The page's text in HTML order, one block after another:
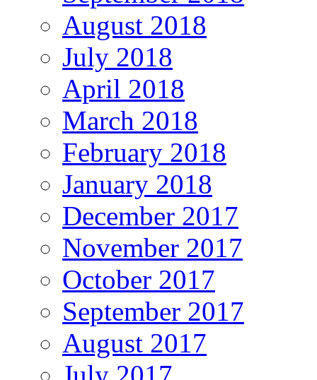
August 2018
July 2018
April 2018
March 2018
February 2018
January 2018
December 2017
November 2017
October 2017
September 2017
August 2017